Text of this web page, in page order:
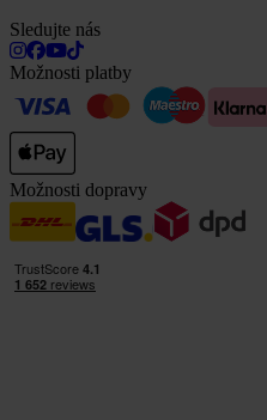
Sledujte nás
Možnosti platby
Možnosti dopravy